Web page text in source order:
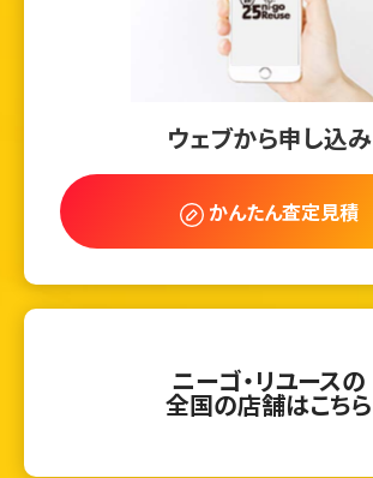
ウェブから申し込み
かんたん査定見積
ニーゴ・リユースの
全国の店舗はこちら